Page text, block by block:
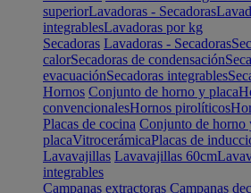
superiorLavadoras - Secadoras
integrablesLavadoras por kg
Secadoras Lavadoras - Secadoras
calorSecadoras de condensación
evacuaciónSecadoras integrables
Hornos Conjunto de horno y placa
convencionalesHornos pirolíticos
Placas de cocina Conjunto de horno
placaVitrocerámicaPlacas de
Lavavajillas Lavavajillas 60cm
integrables
Campanas extractoras Campanas